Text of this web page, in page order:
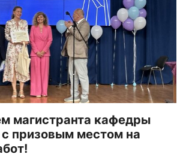
магистранта кафедры
с призовым местом на